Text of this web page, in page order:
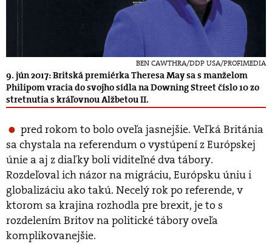
BEN CAWTHRA/DDP USA/PROFIMEDIA
9. jún 2017: Britská premiérka Theresa May sa s manželom
Philipom vracia do svojho sídla na Downing Street číslo 10 zo
stretnutia s kráľovnou Alžbetou II.
pred rokom to bolo oveľa jasnejšie. Veľká Británia
sa chystala na referendum o vystúpení z Európskej
únie a aj z diaľky boli viditeľné dva tábory.
Rozdeľoval ich názor na migráciu, Európsku úniu i
globalizáciu ako takú. Necelý rok po referende, v
ktorom sa krajina rozhodla pre brexit, je to s
rozdelením Britov na politické tábory oveľa
komplikovanejšie.